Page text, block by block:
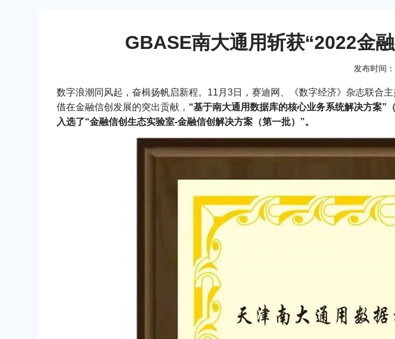
GBASE南大通用斩获“2022金
发布时间
数字浪潮同风起，奋楫扬帆启新程。11月3日，赛迪网、《数字经济》杂志联合
借在金融信创发展的突出贡献， “基于南大通用数据库的核心业务系统解决方案”
入选了“金融信创生态实验室-金融信创解决方案（第一批）”。